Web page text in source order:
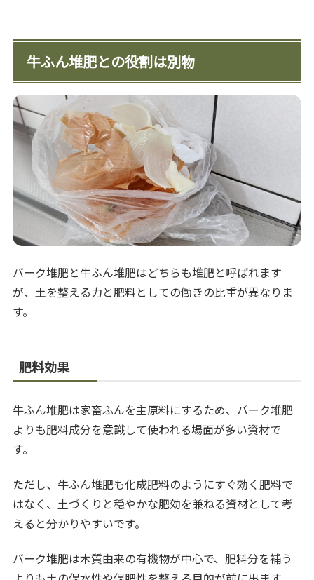
牛ふん堆肥との役割は別物
バーク堆肥と牛ふん堆肥はどちらも堆肥と呼ばれます
が、土を整える力と肥料としての働きの比重が異なりま
す。
肥料効果
牛ふん堆肥は家畜ふんを主原料にするため、バーク堆肥
よりも肥料成分を意識して使われる場面が多い資材で
す。
ただし、牛ふん堆肥も化成肥料のようにすぐ効く肥料で
はなく、土づくりと穏やかな肥効を兼ねる資材として考
えると分かりやすいです。
バーク堆肥は木質由来の有機物が中心で、肥料分を補う